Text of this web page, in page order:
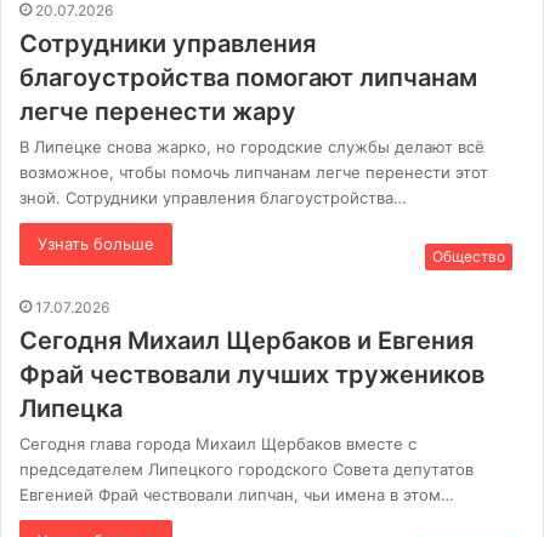
20.07.2026
Сотрудники управления
благоустройства помогают липчанам
легче перенести жару
В Липецке снова жарко, но городские службы делают всё
возможное, чтобы помочь липчанам легче перенести этот
зной. Сотрудники управления благоустройства…
Узнать больше
Общество
17.07.2026
Сегодня Михаил Щербаков и Евгения
Фрай чествовали лучших тружеников
Липецка
Сегодня глава города Михаил Щербаков вместе с
председателем Липецкого городского Совета депутатов
Евгенией Фрай чествовали липчан, чьи имена в этом…